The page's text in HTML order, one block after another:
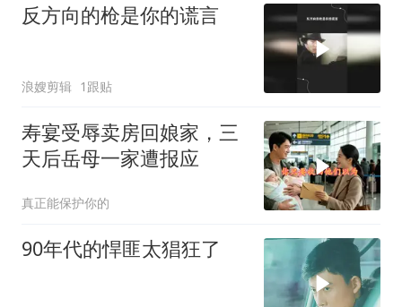
反方向的枪是你的谎言
浪嫂剪辑 1跟贴
寿宴受辱卖房回娘家，三
天后岳母一家遭报应
真正能保护你的
90年代的悍匪太猖狂了